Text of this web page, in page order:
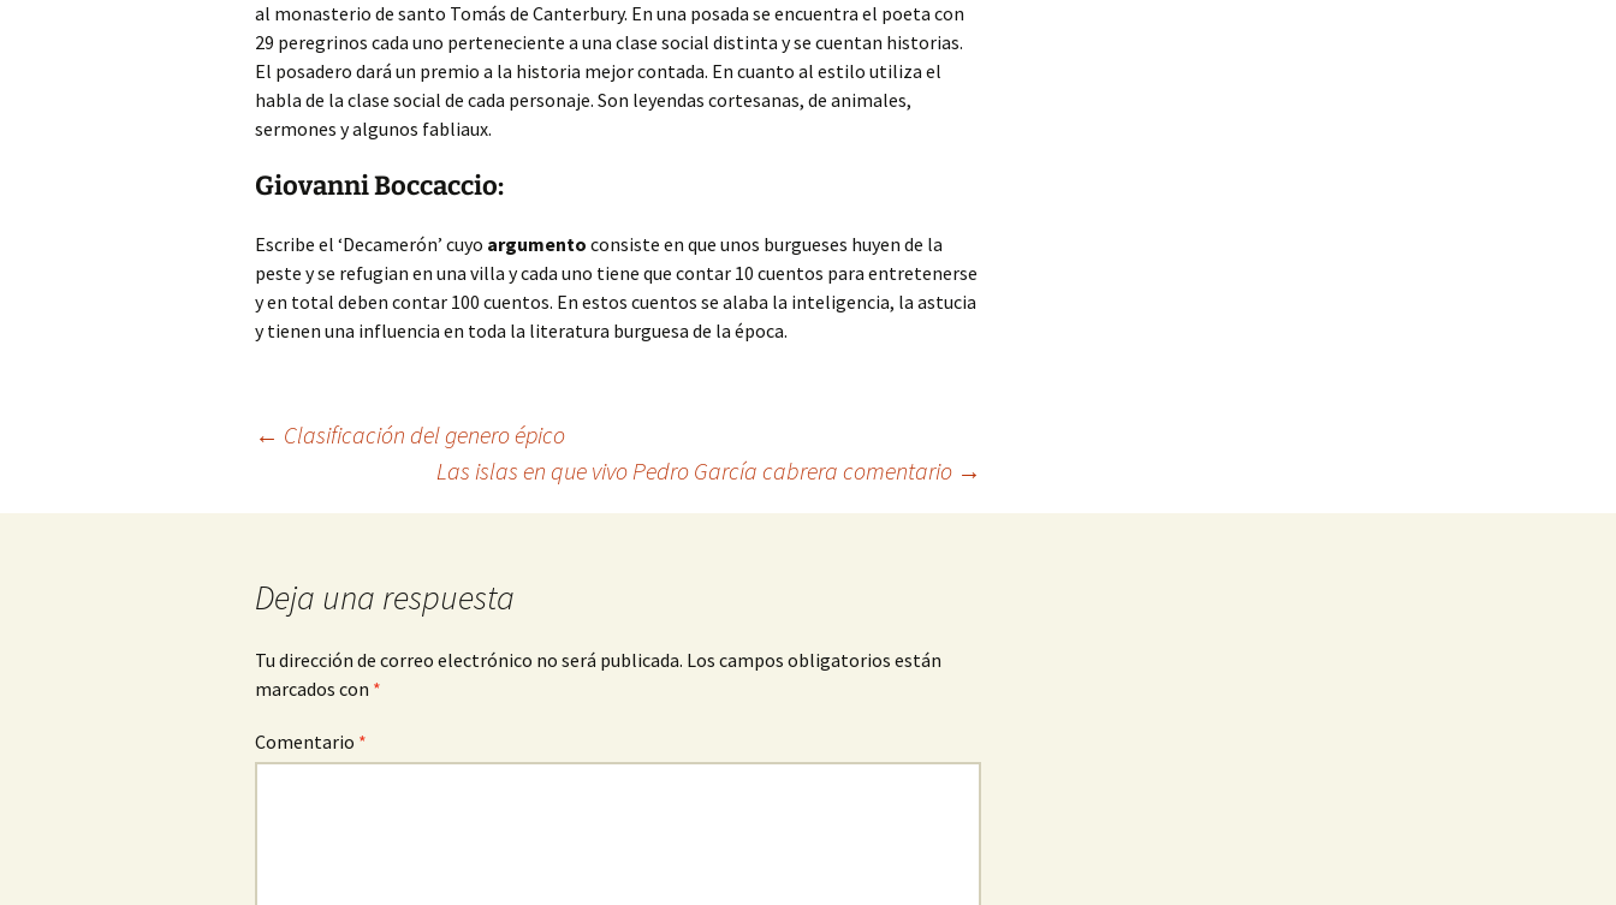
al monasterio de santo Tomás de Canterbury. En una posada se encuentra el poeta con
29 peregrinos cada uno perteneciente a una clase social distinta y se cuentan historias.
El posadero dará un premio a la historia mejor contada. En cuanto al estilo utiliza el
habla de la clase social de cada personaje. Son leyendas cortesanas, de animales,
sermones y algunos fabliaux.
Giovanni Boccaccio:
Escribe el ‘Decamerón’ cuyo argumento consiste en que unos burgueses huyen de la
peste y se refugian en una villa y cada uno tiene que contar 10 cuentos para entretenerse
y en total deben contar 100 cuentos. En estos cuentos se alaba la inteligencia, la astucia
y tienen una influencia en toda la literatura burguesa de la época.
Navegación
de
← Clasificación del genero épico
Las islas en que vivo Pedro García cabrera comentario →
Deja una respuesta
Tu dirección de correo electrónico no será publicada. Los campos obligatorios están
marcados con *
Comentario *